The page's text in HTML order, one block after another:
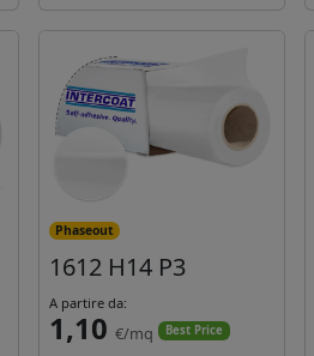
Phaseout
1612 H14 P3
A partire da:
1,10 €/mq Best Price